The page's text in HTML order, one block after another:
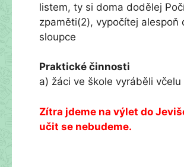
listem, ty si doma dodělej
zpaměti(2), vypočítej alespoň
sloupce
Praktické činnosti
a) žáci ve škole vyráběli včelu
Zítra jdeme na výlet do
učit se nebudeme.